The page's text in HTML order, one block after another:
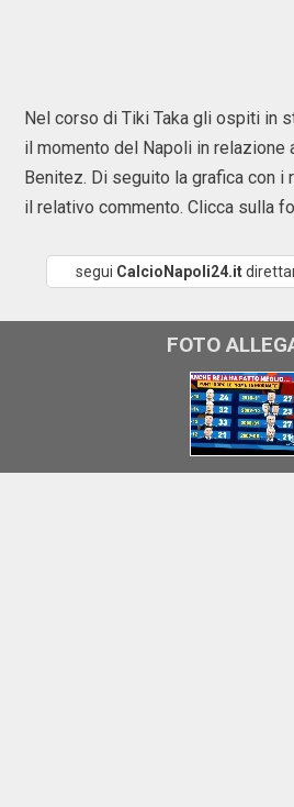
Nel corso di Tiki Taka gli ospiti in
il momento del Napoli in relazione
Benitez. Di seguito la grafica con
il relativo commento. Clicca sulla
segui CalcioNapoli24.it
FOTO